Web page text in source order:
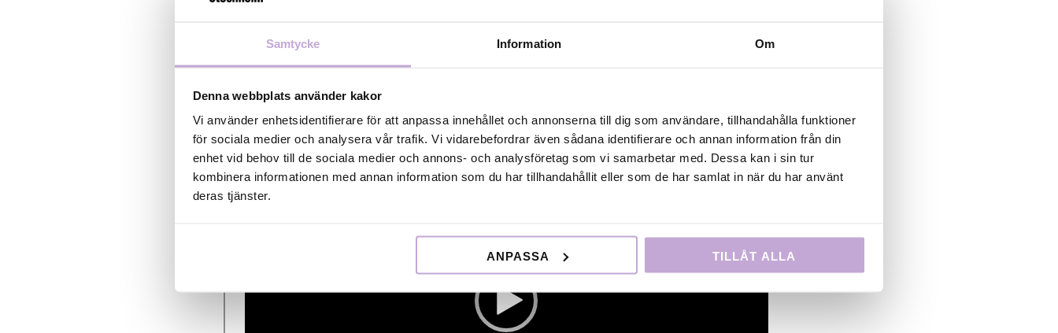
Samtycke Information Om
Denna webbplats använder kakor
Vi använder enhetsidentifierare för att anpassa innehållet och annonserna till dig som användare, tillhandahålla funktioner
för sociala medier och analysera vår trafik. Vi vidarebefordrar även sådana identifierare och annan information från din
enhet vid behov till de sociala medier och annons- och analysföretag som vi samarbetar med. Dessa kan i sin tur
kombinera informationen med annan information som du har tillhandahållit eller som de har samlat in när du har använt
deras tjänster.
ANPASSA TILLÅT ALLA
sju klimatexperters innersta känslor och tankar. Klimatet i terapi handlar inte bara
om klimatkrisen, det är också en film om känslor, inre konflikter och gruppdynamik.
”Klimatet i terapi” fick världspremiär på CPH:DOX i Köpenhamn tidigare i år.
Videospelare